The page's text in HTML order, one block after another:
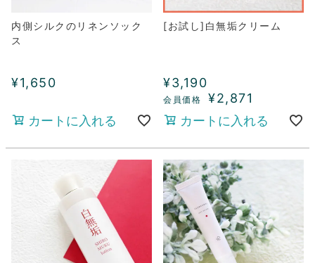
内側シルクのリネンソック
ス
¥1,650
カートに入れる
[お試し]白無垢クリーム
¥3,190
¥2,871
カートに入れる